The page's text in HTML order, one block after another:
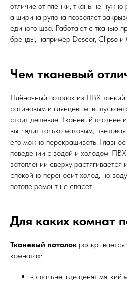
отличие от плёнки, ткань не нужно
а ширина рулона позволяет
единого шва. Работают с тканью
бренды, например Descor, Clipso и
Чем тканевый
Плёночный потолок из ПВХ
сатиновым и глянцевым,
стоит дешевле. Тканевый плотнее
выглядит только матовым,
его можно перекрашивать.
поведении с водой и холодом.
затоплении сверху растягивается
спокойно переносит холод, но
потопе ремонт не спасёт.
Для каких комнат
Тканевый потолок
комнатах:
в спальне, где ценят